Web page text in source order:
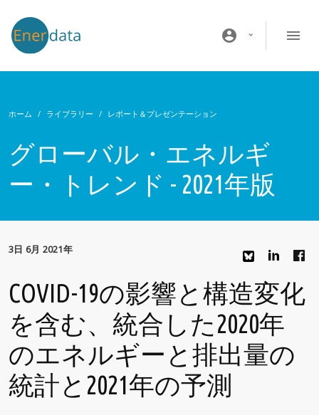
account_circle
ホーム ライブラリー レポート＆プレゼンテーション
グローバル・エネルギ
ー・トレンド - 2021年版
3日 6月 2021年
COVID-19の影響と構造変化
を含む、統合した2020年
のエネルギーと排出量の
統計と2021年の予測